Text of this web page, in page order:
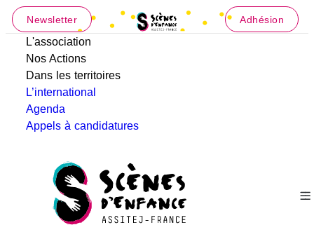
Newsletter Adhésion
L'association
Nos Actions
Dans les territoires
L’international
Agenda
Appels à candidatures